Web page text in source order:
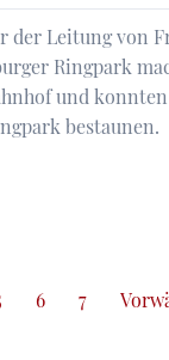
der Leitung von
Ringpark
und
bestaunen.
6 7